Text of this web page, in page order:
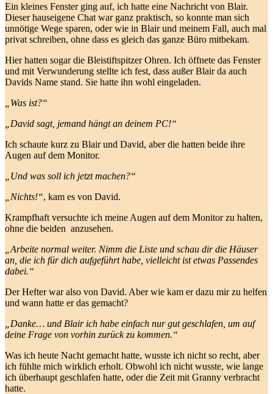
Ein kleines Fenster ging auf, ich hatte eine Nachricht von Blair.
Dieser hauseigene Chat war ganz praktisch, so konnte man sich
unnötige Wege sparen, oder wie in Blair und meinem Fall, auch mal
privat schreiben, ohne dass es gleich das ganze Büro mitbekam.
Hier hatten sogar die Bleistiftspitzer Ohren. Ich öffnete das Fenster
und mit Verwunderung stellte ich fest, dass außer Blair da auch
Davids Name stand. Sie hatte ihn wohl eingeladen.
„Was ist?“
„David sagt, jemand hängt an deinem PC!“
Ich schaute kurz zu Blair und David, aber die hatten beide ihre
Augen auf dem Monitor.
„Und was soll ich jetzt machen?“
„Nichts!“, kam es von David.
Krampfhaft versuchte ich meine Augen auf dem Monitor zu halten,
ohne die beiden anzusehen.
„Arbeite normal weiter. Nimm die Liste und schau dir die Häuser
an, die ich für dich aufgeführt habe, vielleicht ist etwas Passendes
dabei.“
Der Hefter war also von David. Aber wie kam er dazu mir zu helfen
und wann hatte er das gemacht?
„Danke… und Blair ich habe einfach nur gut geschlafen, um auf
deine Frage von vorhin zurück zu kommen.“
Was ich heute Nacht gemacht hatte, wusste ich nicht so recht, aber
ich fühlte mich wirklich erholt. Obwohl ich nicht wusste, wie lange
ich überhaupt geschlafen hatte, oder die Zeit mit Granny verbracht
hatte.